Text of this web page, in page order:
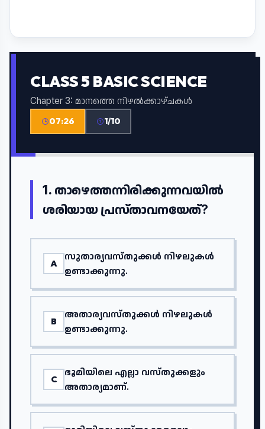
CLASS 5 BASIC SCIENCE
Chapter 3: മാനത്തെ നിഴൽക്കാഴ്ചകൾ
07:26 1/10
1. താഴെത്തന്നിരിക്കുന്നവയില്‍
ശരിയായ പ്രസ്താവനയേത്?
A
സുതാര്യവസ്തുക്കള്‍ നിഴലുകള്‍
ഉണ്ടാക്കുന്നു.
B
അതാര്യവസ്തുക്കള്‍ നിഴലുകള്‍
ഉണ്ടാക്കുന്നു.
C
ഭൂമിയിലെ എല്ലാ വസ്തുക്കളും
അതാര്യമാണ്.